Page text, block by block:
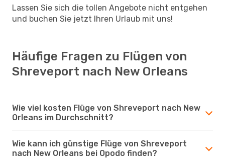
Lassen Sie sich die tollen Angebote nicht entgehen
und buchen Sie jetzt Ihren Urlaub mit uns!
Häufige Fragen zu Flügen von
Shreveport nach New Orleans
Wie viel kosten Flüge von Shreveport nach New
Orleans im Durchschnitt?
Wie kann ich günstige Flüge von Shreveport
nach New Orleans bei Opodo finden?